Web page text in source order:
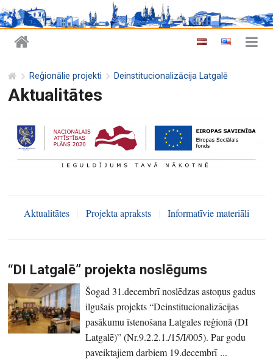
Reģionālie projekti Deinstitucionalizācija Latgalē
Aktualitātes
Aktualitātes Projekta apraksts Informatīvie materiāli
“DI Latgalē” projekta noslēgums
Šogad 31.decembrī noslēdzas astoņus gadus
ilgušais projekts “Deinstitucionalizācijas
pasākumu īstenošana Latgales reģionā (DI
Latgalē)” (Nr.9.2.2.1./15/I/005). Par godu
paveiktajiem darbiem 19.decembrī ...